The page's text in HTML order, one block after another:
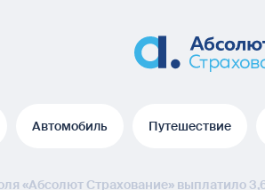
Автомобиль Путешествие
«Абсолют Страхование» выплатило